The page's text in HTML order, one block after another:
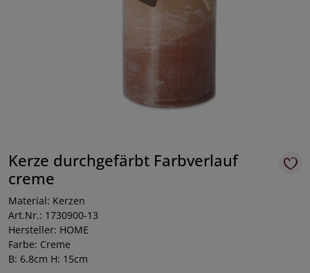
Kerze durchgefärbt Farbverlauf
creme
Material: Kerzen
Art.Nr.: 1730900-13
Hersteller: HOME
Farbe: Creme
B: 6.8cm H: 15cm